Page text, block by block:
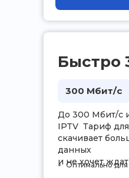
Быстро
До 300 Мбит/с
IPTV Тариф для
скачивает
данных
и не хочет
300 Мбит/с
Оптимально для